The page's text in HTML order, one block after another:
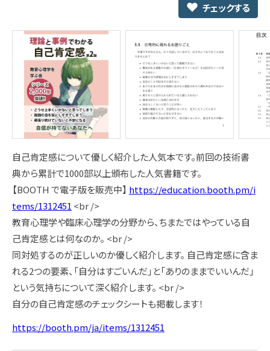
チェックする
自己肯定感について優しく紹介した人気本です。前回の技術書
典から累計で1000部以上頒布した人気書籍です。
【BOOTH で電子版を販売中】 https://education.booth.pm/i
tems/1312451 <br />
教育心理学や臨床心理学の分野から、ちまたではやっている自
己肯定感とは何なのか。 <br />
同対処するのが正しいのか優しく紹介します。 自己肯定感に含ま
れる2つの要素、「自分はすごいんだ」と「ありのままでいいんだ」
という気持ちについて深く紹介します。 <br />
自分の自己肯定感のチェックシートも掲載します！
https://booth.pm/ja/items/1312451